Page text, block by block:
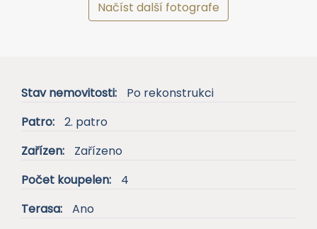
Načíst další fotografe
Stav nemovitosti:
Po rekonstrukci
Patro:
2. patro
Zařízen:
Zařízeno
Počet koupelen:
4
Terasa:
Ano